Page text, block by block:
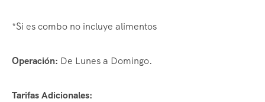
*Si es combo no incluye alimentos
Operación: De Lunes a Domingo.
Tarifas Adicionales: